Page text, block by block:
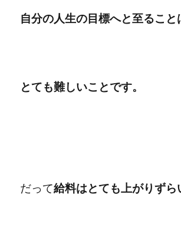
自分の人生の目標へと至ること
とても難しいことです。
だって給料はとても上がりずら